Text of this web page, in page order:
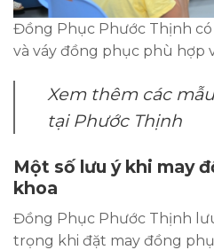
Đồng Phục Phước Thịnh có
và váy đồng phục phù hợp
Xem thêm các
tại Phước Thịnh
Một số lưu ý khi may
khoa
Đồng Phục Phước Thịnh
trọng khi đặt may đồng